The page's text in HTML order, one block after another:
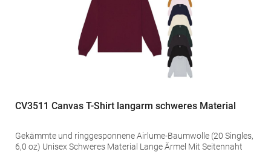
CV3511 Canvas T-Shirt langarm schweres Material
Gekämmte und ringgesponnene Airlume-Baumwolle (20 Singles,
6,0 oz) Unisex Schweres Material Lange Ärmel Mit Seitennaht